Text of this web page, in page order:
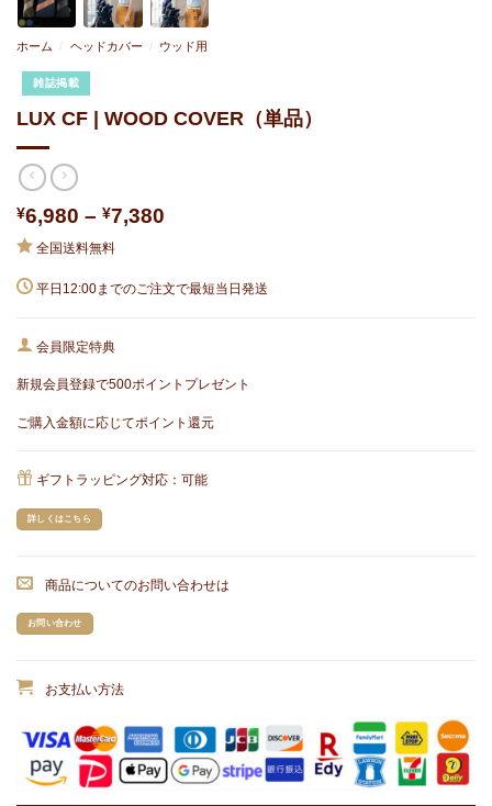
ホーム / ヘッドカバー / ウッド用
雑誌掲載
LUX CF | WOOD COVER（単品）
¥6,980 – ¥7,380
¥6,980
–
¥7,380
全国送料無料
平日12:00までのご注文で最短当日発送
会員限定特典
新規会員登録で500ポイントプレゼント
ご購入金額に応じてポイント還元
ギフトラッピング対応：可能
詳しくはこちら
商品についてのお問い合わせは
お問い合わせ
お支払い方法